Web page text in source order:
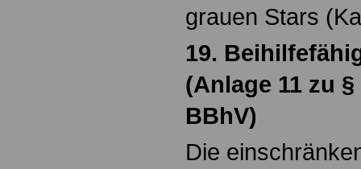
grauen Stars
19.
(Anlage 11 zu
BBhV)
Die